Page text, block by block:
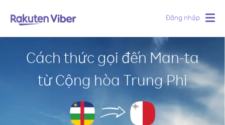
Đăng nhập
Cách thức gọi đến Man-ta
từ Cộng hòa Trung Phi